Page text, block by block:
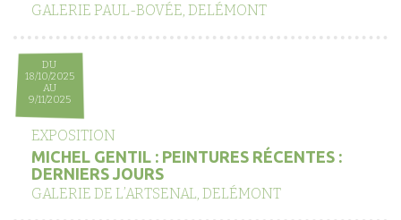
GALERIE PAUL-BOVÉE, DELÉMONT
DU
18/10/2025
AU
9/11/2025
EXPOSITION
MICHEL GENTIL : PEINTURES RÉCENTES :
DERNIERS JOURS
GALERIE DE L’ARTSENAL, DELÉMONT